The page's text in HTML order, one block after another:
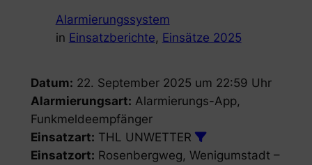
Alarmierungssystem
in Einsatzberichte, Einsätze 2025
Datum: 22. September 2025 um 22:59 Uhr
Alarmierungsart: Alarmierungs-App,
Funkmeldeempfänger
Einsatzart: THL UNWETTER
Einsatzort: Rosenbergweg, Wenigumstadt –